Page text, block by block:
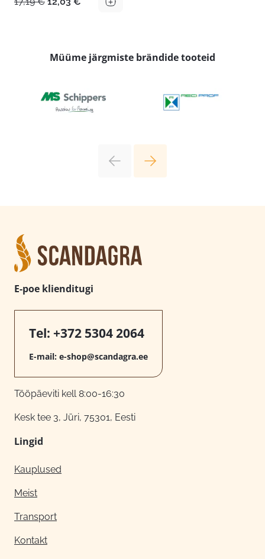
Müüme järgmiste brändide tooteid
E-poe klienditugi
Tel: +372 5304 2064
E-mail: e-shop@scandagra.ee
Tööpäeviti kell 8:00-16:30
Kesk tee 3, Jüri, 75301, Eesti
Lingid
Kauplused
Meist
Transport
Kontakt